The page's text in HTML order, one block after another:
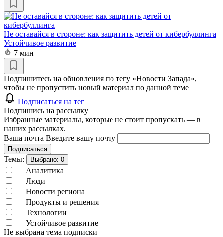
Не оставайся в стороне: как защитить детей от кибербуллинга
Устойчивое развитие
7 мин
Подпишитесь на обновления по тегу «Новости Запада»,
чтобы не пропустить новый материал по данной теме
Подписаться на тег
Подпишись на рассылку
Избранные материалы, которые не стоит пропускать — в
наших рассылках.
Ваша почта Введите вашу почту
Подписаться
Темы: Выбрано: 0
Аналитика
Люди
Новости региона
Продукты и решения
Технологии
Устойчивое развитие
Не выбрана тема подписки